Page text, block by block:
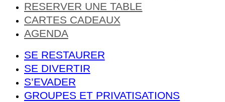
RESERVER UNE TABLE
CARTES CADEAUX
AGENDA
SE RESTAURER
SE DIVERTIR
S’EVADER
GROUPES ET PRIVATISATIONS